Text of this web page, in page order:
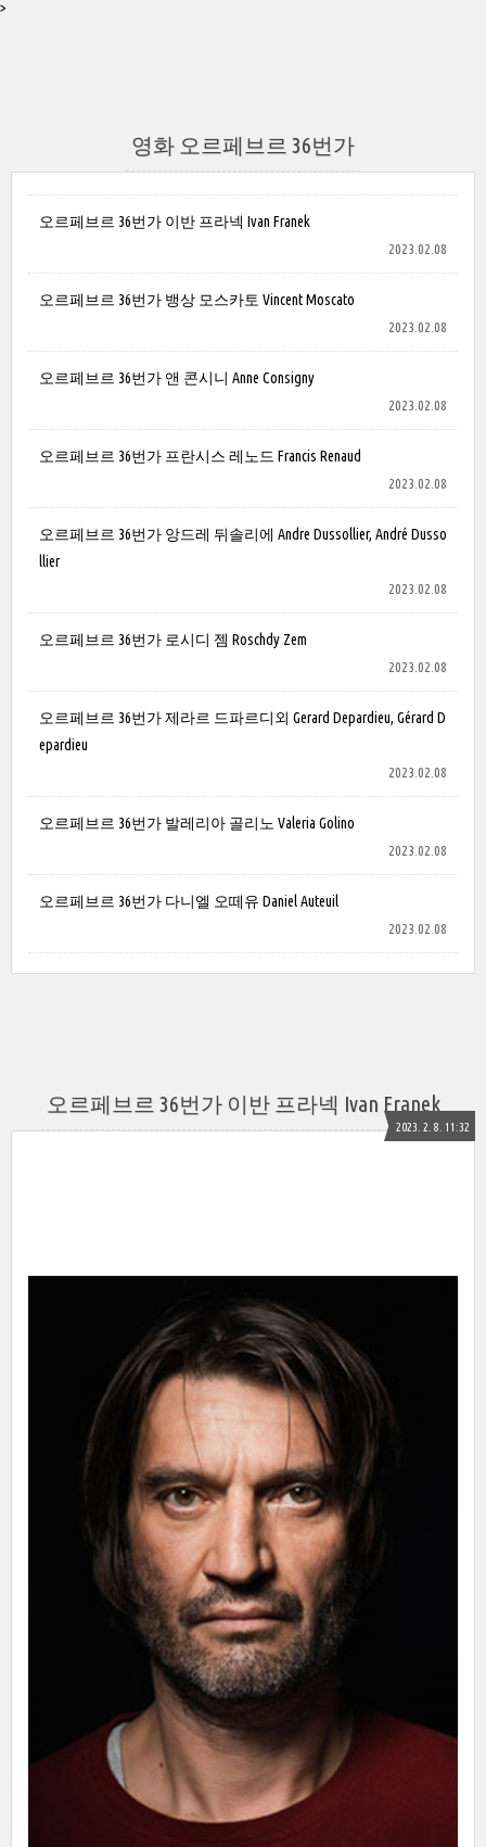
>
영화 오르페브르 36번가
오르페브르 36번가 이반 프라넥 Ivan Franek
2023.02.08
오르페브르 36번가 뱅상 모스카토 Vincent Moscato
2023.02.08
오르페브르 36번가 앤 콘시니 Anne Consigny
2023.02.08
오르페브르 36번가 프란시스 레노드 Francis Renaud
2023.02.08
오르페브르 36번가 앙드레 뒤솔리에 Andre Dussollier, André Dusso
llier
2023.02.08
오르페브르 36번가 로시디 젬 Roschdy Zem
2023.02.08
오르페브르 36번가 제라르 드파르디외 Gerard Depardieu, Gérard D
epardieu
2023.02.08
오르페브르 36번가 발레리아 골리노 Valeria Golino
2023.02.08
오르페브르 36번가 다니엘 오떼유 Daniel Auteuil
2023.02.08
오르페브르 36번가 이반 프라넥 Ivan Franek
2023. 2. 8. 11:32